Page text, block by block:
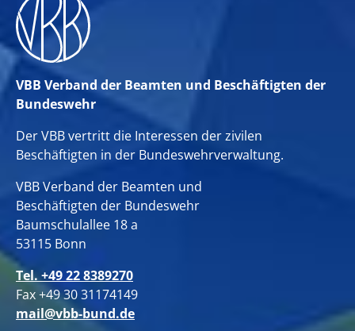
VBB Verband der Beamten und Beschäftigten der
Bundeswehr
Der VBB vertritt die Interessen der zivilen
Beschäftigten in der Bundeswehrverwaltung.
VBB Verband der Beamten und
Beschäftigten der Bundeswehr
Baumschulallee 18 a
53115 Bonn
Tel. +49 22 8389270
Fax +49 30 31174149
mail@vbb-bund.de